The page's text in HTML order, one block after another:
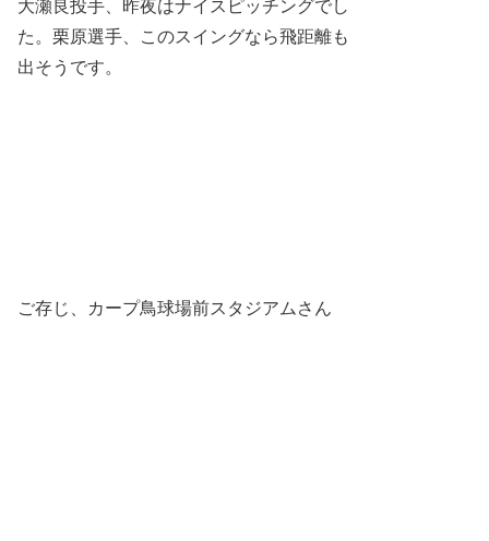
た。栗原選手、このスイングなら飛距離も
出そうです。
ご存じ、カープ鳥球場前スタジアムさん